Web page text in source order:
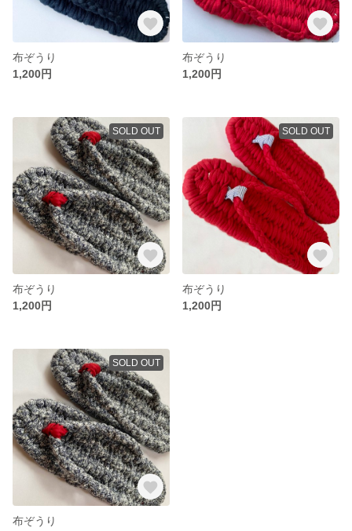
布ぞうり
1,200円
布ぞうり
1,200円
SOLD OUT
布ぞうり
1,200円
SOLD OUT
布ぞうり
1,200円
SOLD OUT
布ぞうり